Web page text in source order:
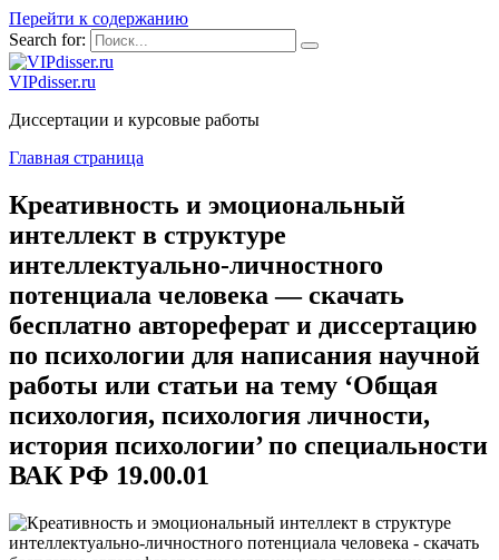
Перейти к содержанию
Search for:
VIPdisser.ru
Диссертации и курсовые работы
Главная страница
Креативность и эмоциональный
интеллект в структуре
интеллектуально-личностного
потенциала человека — скачать
бесплатно автореферат и диссертацию
по психологии для написания научной
работы или статьи на тему ‘Общая
психология, психология личности,
история психологии’ по специальности
ВАК РФ 19.00.01